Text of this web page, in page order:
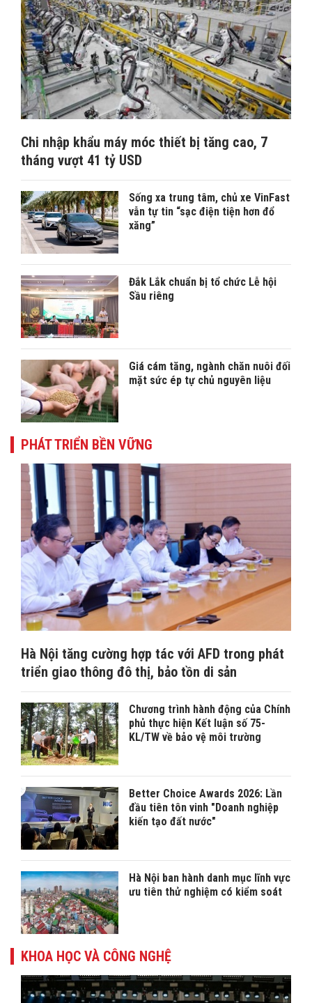
Chi nhập khẩu máy móc thiết bị tăng cao, 7
tháng vượt 41 tỷ USD
Sống xa trung tâm, chủ xe VinFast
vẫn tự tin “sạc điện tiện hơn đổ
xăng”
Đắk Lắk chuẩn bị tổ chức Lễ hội
Sầu riêng
Giá cám tăng, ngành chăn nuôi đối
mặt sức ép tự chủ nguyên liệu
PHÁT TRIỂN BỀN VỮNG
Hà Nội tăng cường hợp tác với AFD trong phát
triển giao thông đô thị, bảo tồn di sản
Chương trình hành động của Chính
phủ thực hiện Kết luận số 75-
KL/TW về bảo vệ môi trường
Better Choice Awards 2026: Lần
đầu tiên tôn vinh "Doanh nghiệp
kiến tạo đất nước"
Hà Nội ban hành danh mục lĩnh vực
ưu tiên thử nghiệm có kiểm soát
KHOA HỌC VÀ CÔNG NGHỆ